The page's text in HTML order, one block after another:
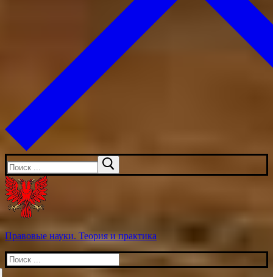
Искать:
Правовые науки. Теория и практика
Искать: